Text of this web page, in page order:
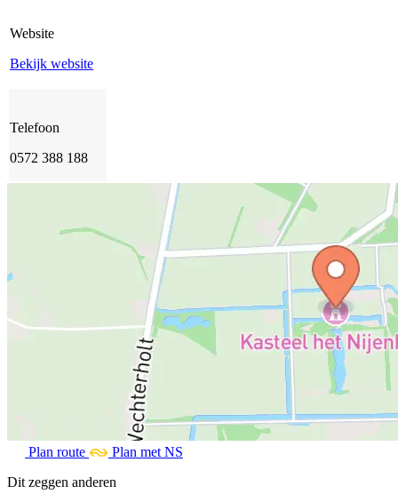
Website
Bekijk website
Telefoon
0572 388 188
Plan route
Plan met NS
Dit zeggen anderen